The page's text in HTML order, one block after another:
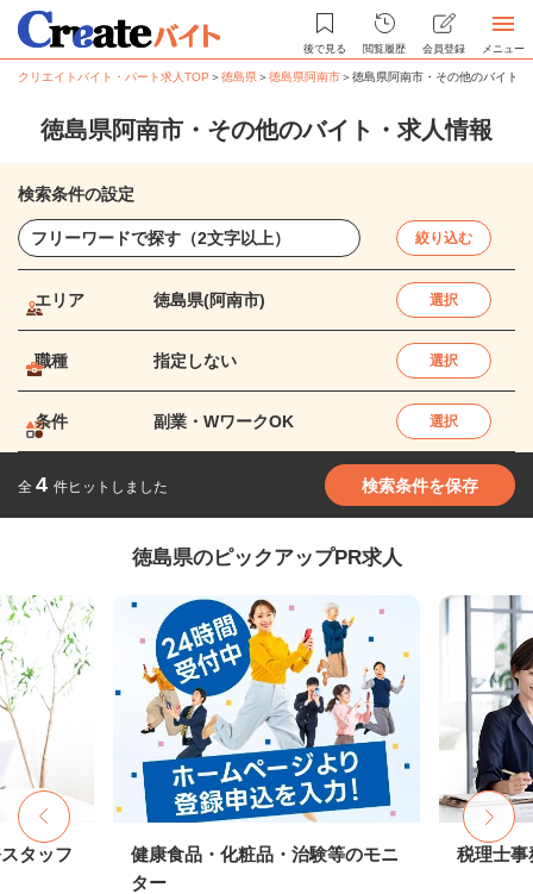
後で見る 閲覧履歴 会員登録 メニュー
クリエイトバイト・パート求人TOP ＞徳島県＞徳島県阿南市＞徳島県阿南市・その他のバイト
徳島県阿南市・その他のバイト・求人情報
検索条件の設定
絞り込む
エリア 徳島県(阿南市) 選択
職種 指定しない 選択
条件 副業・WワークOK 選択
全 4 件ヒットしました 検索条件を保存
徳島県のピックアップPR求人
タッフ
健康食品・化粧品・治験等のモニ
ター
税理士事